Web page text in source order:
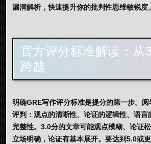
漏洞解析，快速提升你的批判性思维敏锐度。
官方评分标准解读：从
跨越
明确GRE写作评分标准是提分的第一步。
评判：观点的清晰性、论证的逻辑性、语言
完整性。3.0分的文章可能观点模糊、论证
立场明确，论证有基本展开。要达到5.0或